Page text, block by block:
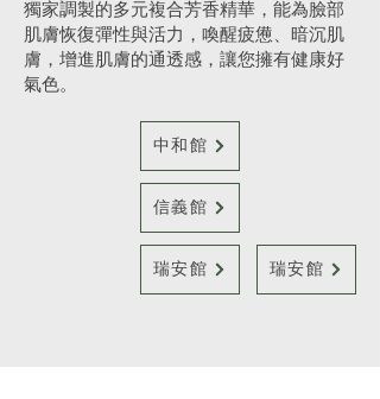
獨家調製的多元複合芳香精華，能為臉部
肌膚恢復彈性與活力，喚醒疲憊、暗沉肌
膚，增進肌膚的通透感，讓您擁有健康好
氣色。
中和館
信義館
瑞安館 瑞安館